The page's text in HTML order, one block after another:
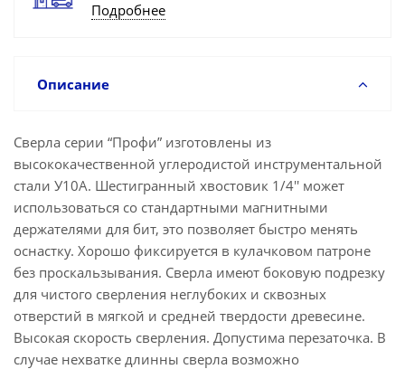
Подробнее
Описание
Сверла серии “Профи” изготовлены из
высококачественной углеродистой инструментальной
стали У10А. Шестигранный хвостовик 1/4'' может
использоваться со стандартными магнитными
держателями для бит, это позволяет быстро менять
оснастку. Хорошо фиксируется в кулачковом патроне
без проскальзывания. Сверла имеют боковую подрезку
для чистого сверления неглубоких и сквозных
отверстий в мягкой и средней твердости древесине.
Высокая скорость сверления. Допустима перезаточка. В
случае нехватке длинны сверла возможно